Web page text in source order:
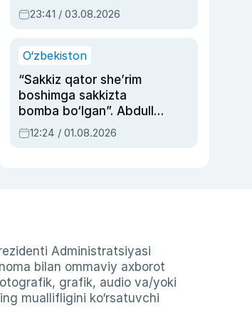
ayolga sud hukmi o‘qildi
23:41 / 03.08.2026
O‘zbekiston
“Sakkiz qator she’rim
boshimga sakkizta
bomba bo‘lgan”. Abdulla
Oripovni siyosiy
ayblovlardan asrab
12:24 / 01.08.2026
Administratsiyasi
bilan ommaviy axborot
grafik, audio va/yoki
muallifligini ko‘rsatuvchi